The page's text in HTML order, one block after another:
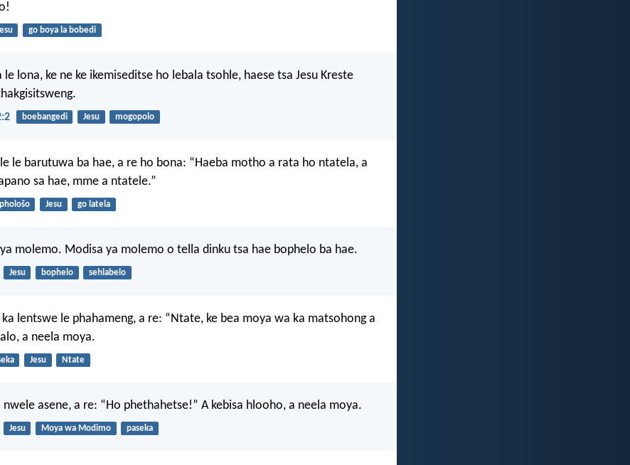
go boya la bobedi
le lona, ke ne ke ikemiseditse ho lebala tsohle, haese tsa Jesu Kreste
boebangedi Jesu mogopolo
le barutuwa ba hae, a re ho bona: “Haeba motho a rata ho ntatela, a
sa hae, mme a ntatele.”
phološo Jesu go latela
molemo. Modisa ya molemo o tella dinku tsa hae bophelo ba hae.
Jesu bophelo sehlabelo
ka lentswe le phahameng, a re: “Ntate, ke bea moya wa ka matsohong a
a neela moya.
Jesu Ntate
nwele asene, a re: “Ho phethahetse!” A kebisa hlooho, a neela moya.
Jesu Moya wa Modimo paseka